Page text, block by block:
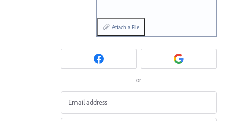
Attach a File
or